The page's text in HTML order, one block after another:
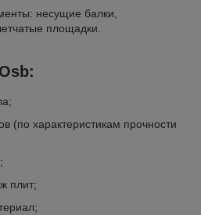
несущие балки,
площадки.
(по характеристикам прочности
плит;